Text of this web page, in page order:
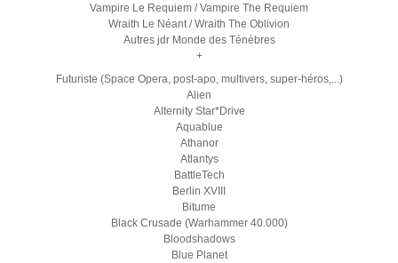
Vampire Le Requiem / Vampire The Requiem
Wraith Le Néant / Wraith The Oblivion
Autres jdr Monde des Ténèbres
+
Futuriste (Space Opera, post-apo, multivers, super-héros,...)
Alien
Alternity Star*Drive
Aquablue
Athanor
Atlantys
BattleTech
Berlin XVIII
Bitume
Black Crusade (Warhammer 40.000)
Bloodshadows
Blue Planet